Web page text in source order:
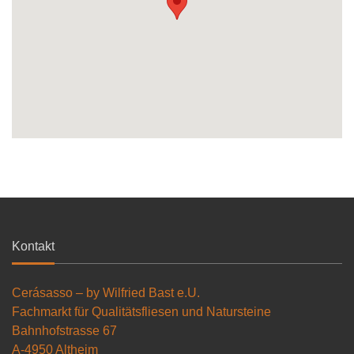
Kontakt
Cerásasso – by Wilfried Bast e.U.
Fachmarkt für Qualitätsfliesen und Natursteine
Bahnhofstrasse 67
A-4950 Altheim